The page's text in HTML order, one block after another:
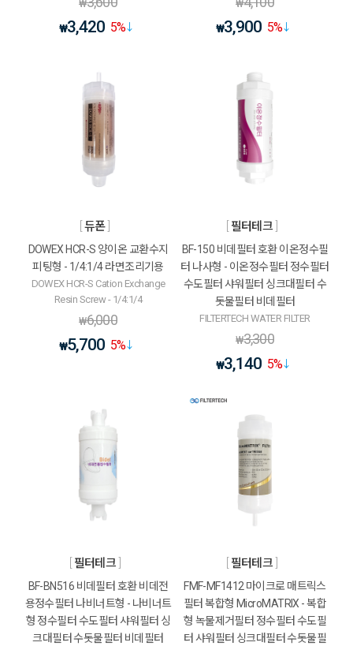
₩
₩3,420 5%
₩
₩3,900 5%
듀폰
DOWEX HCR-S 양이온 교환수지
피팅형 - 1/4:1/4 라면조리기용
DOWEX HCR-S Cation Exchange
Resin Screw - 1/4:1/4
₩6,000
₩5,700 5%
필터테크
BF-150 비데필터 호환 이온정수필
터 나사형 - 이온정수필터 정수필터
수도필터 샤워필터 싱크대필터 수
돗물필터 비데필터
FILTERTECH WATER FILTER
₩3,300
₩3,140 5%
필터테크
BF-BN516 비데필터 호환 비데전
용정수필터 나비너트형 - 나비너트
형 정수필터 수도필터 샤워필터 싱
크대필터 수돗물필터 비데필터
필터테크
FMF-MF1412 마이크로 매트릭스
필터 복합형 MicroMATRIX - 복합
형 녹물제거필터 정수필터 수도필
터 샤워필터 싱크대필터 수돗물필